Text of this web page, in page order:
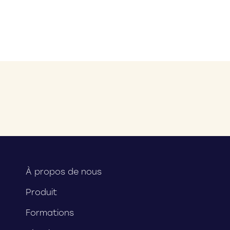
À propos de nous
Produit
Formations